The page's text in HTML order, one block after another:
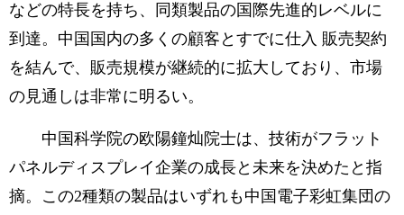
などの特長を持ち、同類製品の国際先進的レベルに
到達。中国国内の多くの顧客とすでに仕入 販売契約
を結んで、販売規模が継続的に拡大しており、市場
の見通しは非常に明るい。
中国科学院の欧陽鐘灿院士は、技術がフラット
パネルディスプレイ企業の成長と未来を決めたと指
摘。この2種類の製品はいずれも中国電子彩虹集団の